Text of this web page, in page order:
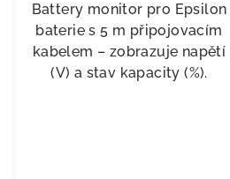
Battery monitor pro Epsilon
baterie s 5 m připojovacím
kabelem – zobrazuje napětí
(V) a stav kapacity (%).